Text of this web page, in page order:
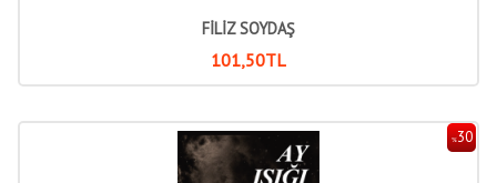
FİLİZ SOYDAŞ
101,50TL
%30